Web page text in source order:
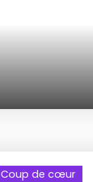
Coup de cœur